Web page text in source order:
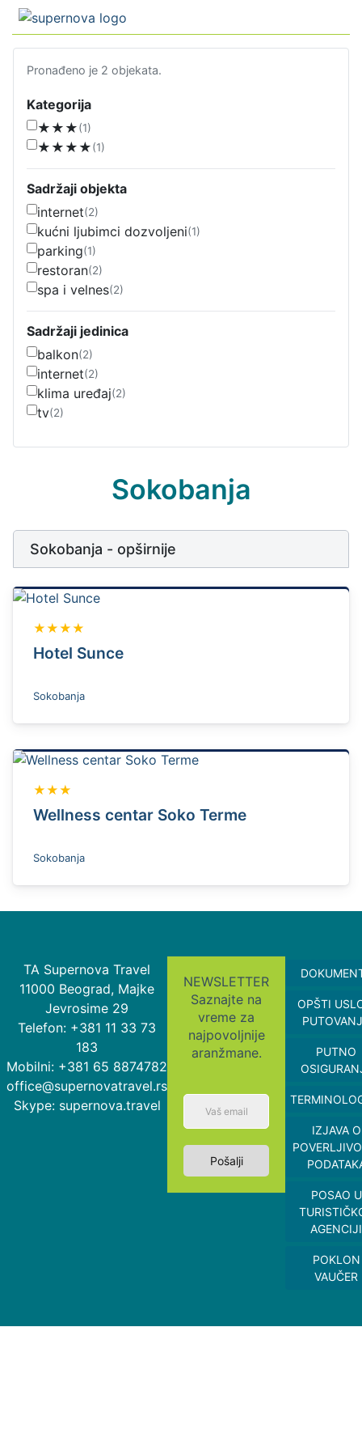
Sokobanja
Sokobanja - opširnije
★★★★
Hotel Sunce
Sokobanja
★★★
Wellness centar Soko Terme
Sokobanja
Pronađeno je 2 objekata.
Kategorija
★★★(1)
★★★★(1)
Sadržaji objekta
internet(2)
kućni ljubimci dozvoljeni(1)
parking(1)
restoran(2)
spa i velnes(2)
Sadržaji jedinica
balkon(2)
internet(2)
klima uređaj(2)
tv(2)
TA Supernova Travel
11000 Beograd, Majke
Jevrosime 29
Telefon: +381 11 33 73
183
Mobilni: +381 65 8874782
office@supernovatravel.rs
Skype: supernova.travel
NEWSLETTER
Saznajte na
vreme za
najpovoljnije
aranžmane.
Pošalji
OPŠTI
PUTNO
IZJAVA O
POSAO U
AGENCIJI
POKLON
VAUČER